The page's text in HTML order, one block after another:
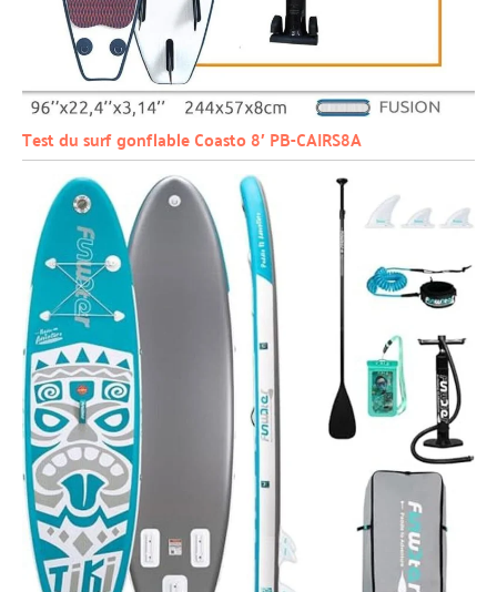
Test du surf gonflable Coasto 8′ PB-CAIRS8A